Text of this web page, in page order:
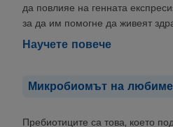
да повлияе на генната
за да им помогне да живеят
Научете повече
Микробиомът на
Пребиотиците са това, което